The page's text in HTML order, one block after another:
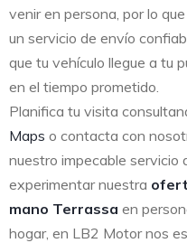
venir en persona, por lo
un servicio de envío
que tu vehículo llegue a tu
en el tiempo prometido.
Planifica tu visita
Maps o contacta con
nuestro impecable servicio
experimentar nuestra
mano Terrassa en
hogar, en LB2 Motor nos